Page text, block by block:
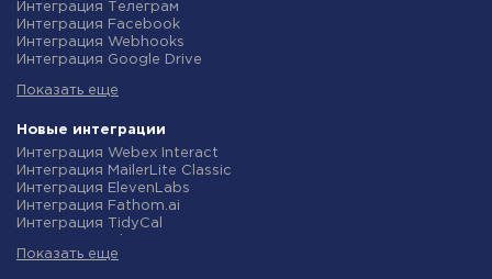
Интеграция Телеграм
Интеграция Facebook
Интеграция Webhooks
Интеграция Google Drive
Интеграция Gmail
Интеграция Новая Почта
Интеграция Binotel
Интеграция OpenAI (ChatGPT)
Интеграция Prom
Интеграция Приват24
Интеграция OLX
Интеграция TurboSMS
Интеграция SendPulse
Показать еще
Новые интеграции
Интеграция Webex Interact
Интеграция MailerLite Classic
Интеграция ElevenLabs
Интеграция Fathom.ai
Интеграция TidyCal
Интеграция Gist
Показать еще